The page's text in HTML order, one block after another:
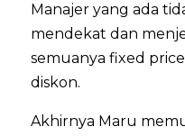
Manajer yang ada
mendekat dan
semuanya fixed
diskon.
Akhirnya Maru